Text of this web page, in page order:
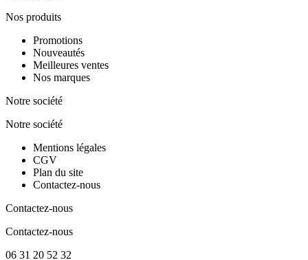
Nos produits
Promotions
Nouveautés
Meilleures ventes
Nos marques
Notre société
Notre société
Mentions légales
CGV
Plan du site
Contactez-nous
Contactez-nous
Contactez-nous
06 31 20 52 32